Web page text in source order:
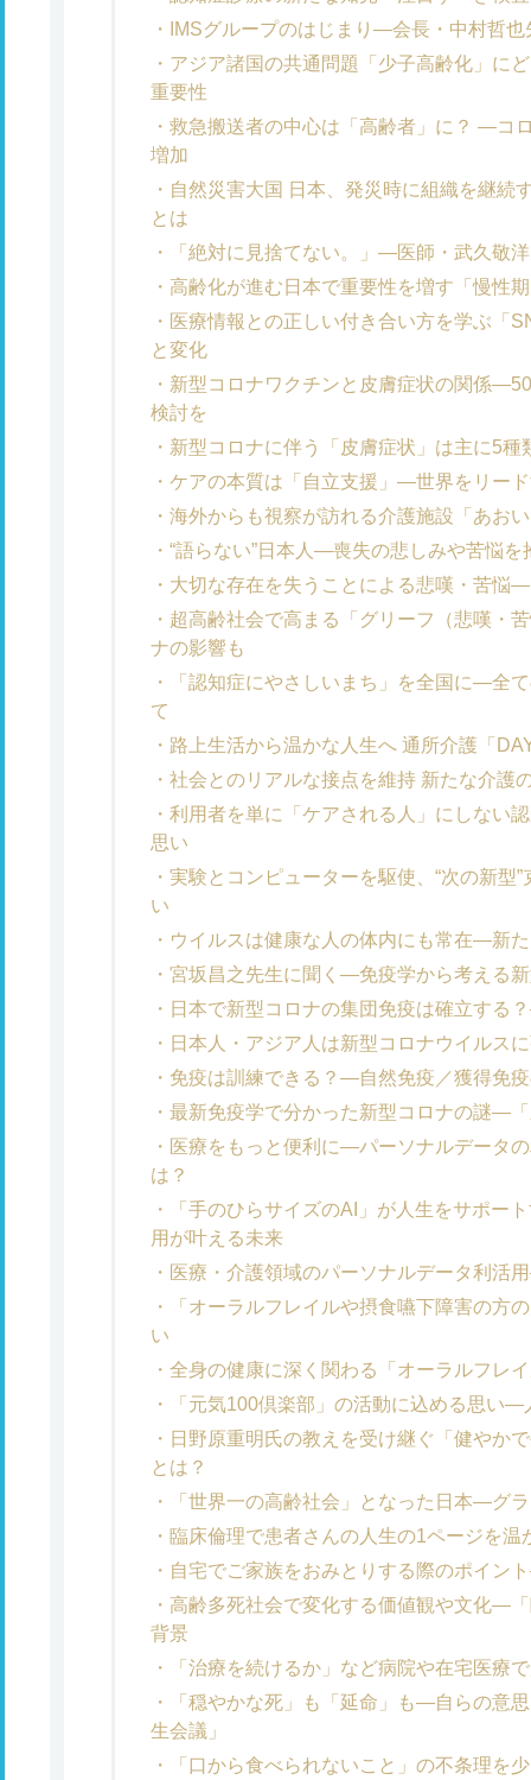
IMSグループのはじまり―会長・中村哲
アジア諸国の共通問題「少子高齢化」に
重要性
救急搬送者の中心は「高齢者」に？ ―コ
増加
自然災害大国 日本、発災時に組織を継続
とは
「絶対に見捨てない。」―医師・武久敬
高齢化が進む日本で重要性を増す「慢性
医療情報との正しい付き合い方を学ぶ「
と変化
新型コロナワクチンと皮膚症状の関係
検討を
新型コロナに伴う「皮膚症状」は主に5
ケアの本質は「自立支援」―世界をリー
海外からも視察が訪れる介護施設「あお
“語らない”日本人―喪失の悲しみや苦悩
大切な存在を失うことによる悲嘆・苦悩
超高齢社会で高まる「グリーフ（悲嘆・
ナの影響も
「認知症にやさしいまち」を全国に―全
て
路上生活から温かな人生へ 通所介護「
社会とのリアルな接点を維持 新たな介護
利用者を単に「ケアされる人」にしない
思い
実験とコンピューターを駆使、“次の新型
い
ウイルスは健康な人の体内にも常在―新
宮坂昌之先生に聞く―免疫学から考える
日本で新型コロナの集団免疫は確立する
日本人・アジア人は新型コロナウイルス
免疫は訓練できる？―自然免疫／獲得免
最新免疫学で分かった新型コロナの謎―
医療をもっと便利に―パーソナルデータ
は？
「手のひらサイズのAI」が人生をサポー
用が叶える未来
医療・介護領域のパーソナルデータ利活
「オーラルフレイルや摂食嚥下障害の方
い
全身の健康に深く関わる「オーラルフレ
「元気100倶楽部」の活動に込める思い
日野原重明氏の教えを受け継ぐ「健やか
とは？
「世界一の高齢社会」となった日本―グ
臨床倫理で患者さんの人生の1ページを
自宅でご家族をおみとりする際のポイン
高齢多死社会で変化する価値観や文化―
背景
「治療を続けるか」など病院や在宅医療
「穏やかな死」も「延命」も―自らの意
生会議」
「口から食べられないこと」の不条理を